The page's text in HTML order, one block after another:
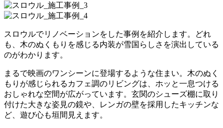
スロウルでリノベーションをした事例を紹介します。どれ
も、木のぬくもりを感じる内装が雪国らしさを演出している
のがわかります。
まるで映画のワンシーンに登場するような住まい。木のぬく
もりが感じられるカフェ調のリビングは、ホッと一息つける
おしゃれな空間が広がっています。玄関のシューズ棚に取り
付けた大きな姿見の鏡や、レンガの壁を採用したキッチンな
ど、遊び心も垣間見えます。